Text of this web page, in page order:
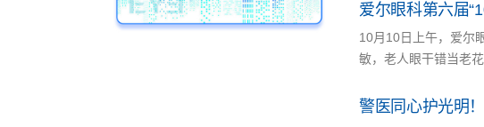
爱尔眼科第六届
10月10日上午，爱尔
敏，老人眼干错当
警医同心护光明